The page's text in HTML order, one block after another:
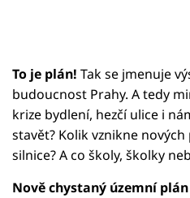
To je plán! Tak se jmenuje
budoucnost Prahy. A tedy
krize bydlení, hezčí ulice i
stavět? Kolik vznikne
silnice? A co školy, školky
Nově chystaný územní